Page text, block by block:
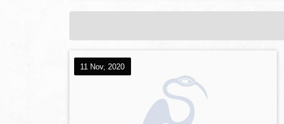
11 Nov, 2020